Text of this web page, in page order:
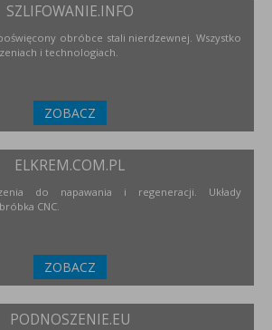
SZLIFOWANIE.INFO
obróbce stali nierdzewnej. Wszystko
i technologiach.
ZOBACZ
ELKREM.COM.PL
do napawania i regeneracji. Układy
CNC.
ZOBACZ
PODNOSZENIE.EU